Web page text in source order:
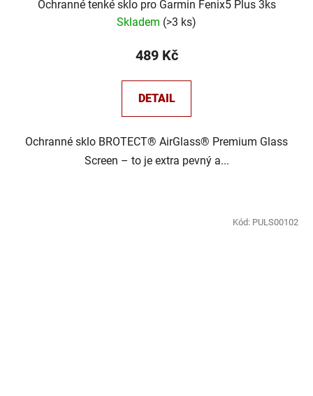
Ochranné tenké sklo pro Garmin Fenix5 Plus 3ks
Skladem (>3 ks)
489 Kč
DETAIL
Ochranné sklo BROTECT® AirGlass® Premium Glass
Screen – to je extra pevný a...
Kód: PULS00102